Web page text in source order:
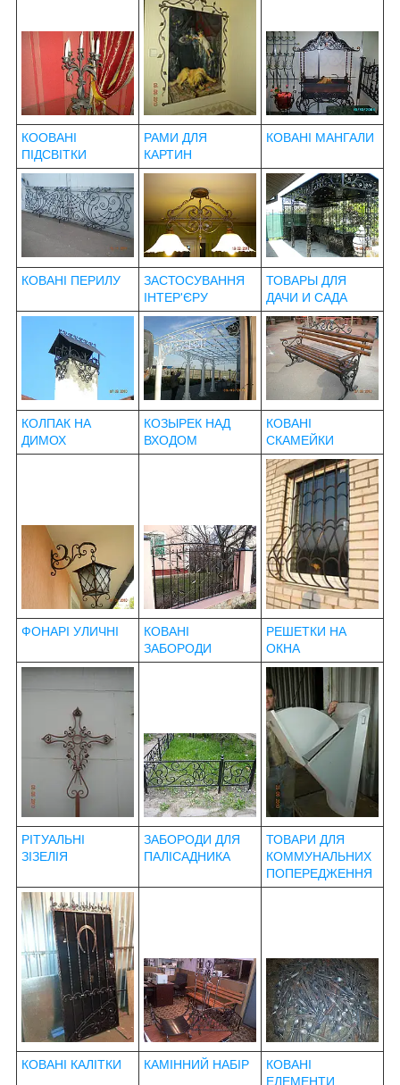
КООВАНІ
ПІДСВІТКИ
РАМИ ДЛЯ
КАРТИН
КОВАНІ МАНГАЛИ
КОВАНІ ПЕРИЛУ
ЗАСТОСУВАННЯ
ІНТЕР'ЄРУ
ТОВАРЫ ДЛЯ
ДАЧИ И САДА
КОЛПАК НА
ДИМОХ
КОЗЫРЕК НАД
ВХОДОМ
КОВАНІ
СКАМЕЙКИ
ФОНАРІ УЛИЧНІ
КОВАНІ
ЗАБОРОДИ
РЕШЕТКИ НА
ОКНА
РІТУАЛЬНІ
ЗІЗЕЛІЯ
ЗАБОРОДИ ДЛЯ
ПАЛІСАДНИКА
ТОВАРИ ДЛЯ
КОММУНАЛЬНИХ
ПОПЕРЕДЖЕННЯ
КОВАНІ КАЛІТКИ КАМІННИЙ НАБІР
КОВАНІ
ЕЛЕМЕНТИ